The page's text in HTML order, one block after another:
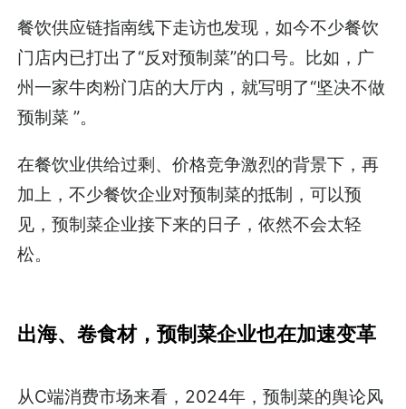
餐饮供应链指南线下走访也发现，如今不少餐饮
门店内已打出了“反对预制菜”的口号。比如，广
州一家牛肉粉门店的大厅内，就写明了“坚决不做
预制菜 ”。
在餐饮业供给过剩、价格竞争激烈的背景下，再
加上，不少餐饮企业对预制菜的抵制，可以预
见，预制菜企业接下来的日子，依然不会太轻
松。
出海、卷食材，预制菜企业也在加速变革
从C端消费市场来看，2024年，预制菜的舆论风